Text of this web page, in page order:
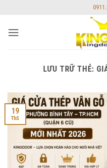
nội
LƯU TRỮ THẺ:
19
Th5